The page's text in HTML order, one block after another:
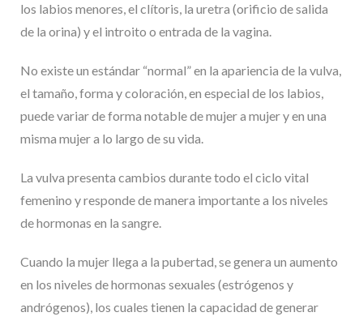
los labios menores, el clítoris, la uretra (orificio de salida
de la orina) y el introito o entrada de la vagina.
No existe un estándar “normal” en la apariencia de la vulva,
el tamaño, forma y coloración, en especial de los labios,
puede variar de forma notable de mujer a mujer y en una
misma mujer a lo largo de su vida.
La vulva presenta cambios durante todo el ciclo vital
femenino y responde de manera importante a los niveles
de hormonas en la sangre.
Cuando la mujer llega a la pubertad, se genera un aumento
en los niveles de hormonas sexuales (estrógenos y
andrógenos), los cuales tienen la capacidad de generar